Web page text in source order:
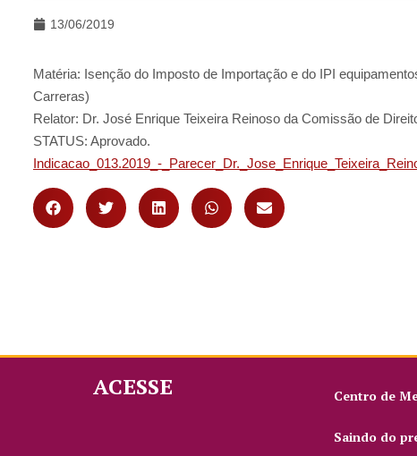
13/06/2019
Matéria: Isenção do Imposto de Importação e do IPI
Carreras)
Relator: Dr. José Enrique Teixeira Reinoso da Comissão de
STATUS: Aprovado.
Indicacao_013.2019_-
ACESSE Centro de
Saindo do